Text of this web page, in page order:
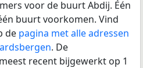
voor de buurt Abdij. Één
buurt voorkomen. Vind
de pagina met alle adressen
. De
recent bijgewerkt op 1